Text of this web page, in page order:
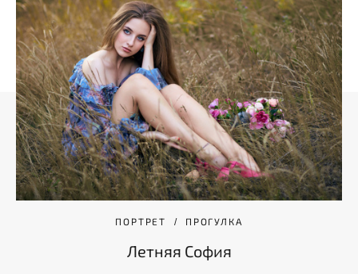
ПОРТРЕТ ПРОГУЛКА
Летняя София